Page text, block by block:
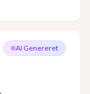
AI Genereret